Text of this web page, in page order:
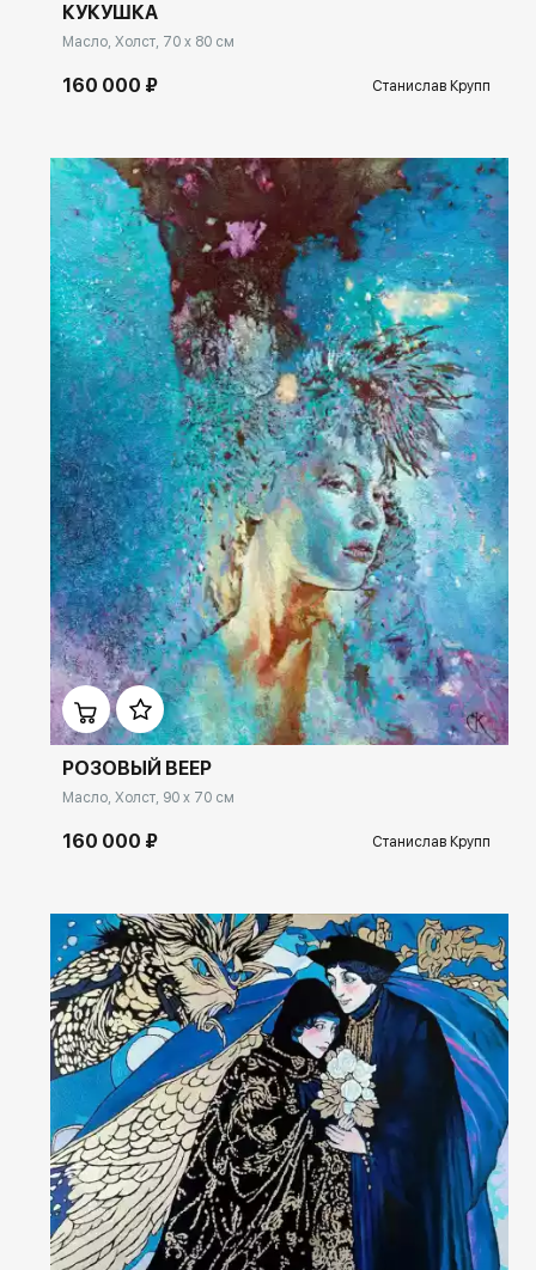
КУКУШКА
Масло, Холст, 70 x 80 см
160 000 ₽ Станислав Крупп
Домен: ekb.rakovgallery.ru
РОЗОВЫЙ ВЕЕР
Масло, Холст, 90 x 70 см
160 000 ₽ Станислав Крупп